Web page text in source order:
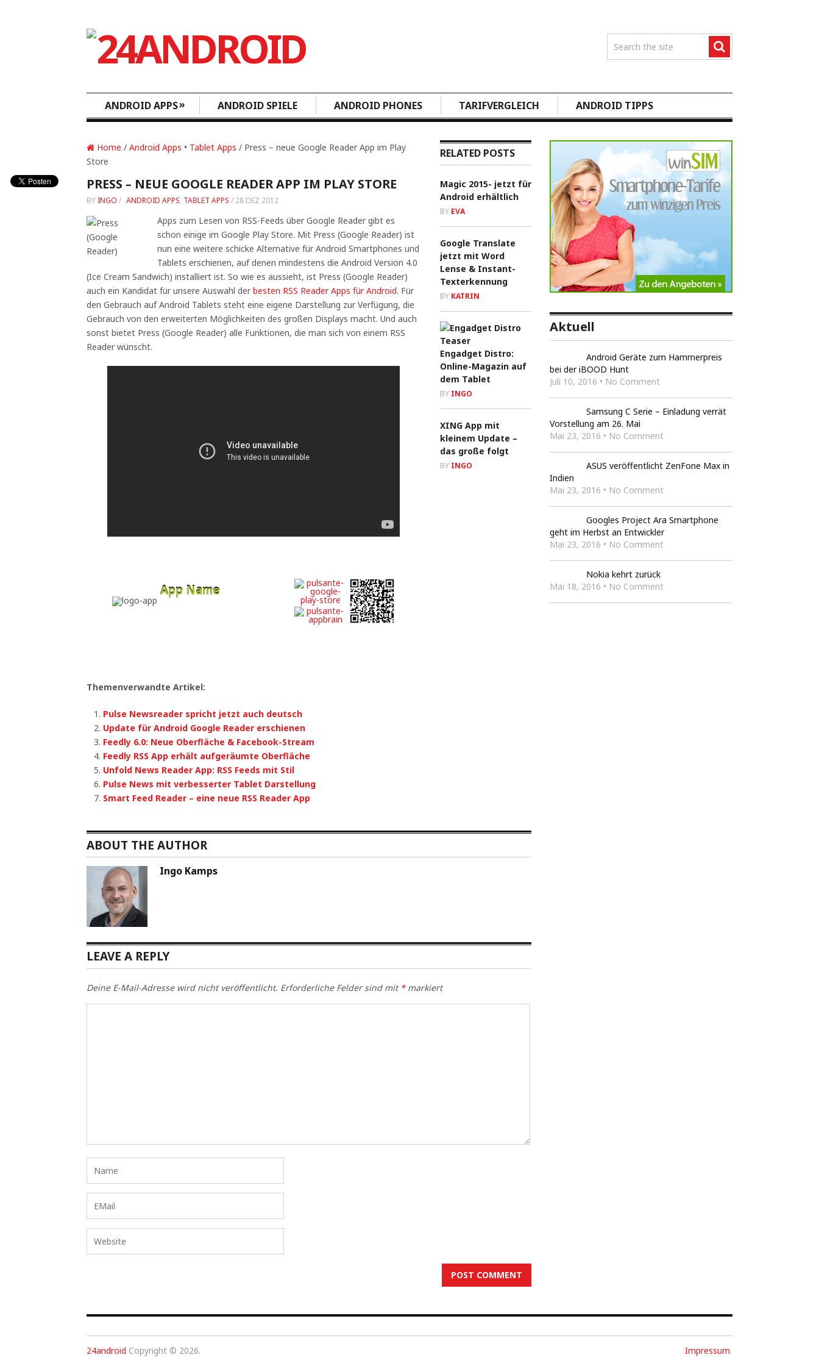
ANDROID APPS» ANDROID SPIELE ANDROID PHONES TARIFVERGLEICH ANDROID TIPPS
Home / Android Apps • Tablet Apps / Press – neue Google Reader App im Play
Store
PRESS – NEUE GOOGLE READER APP IM PLAY STORE
BY INGO / ANDROID APPS, TABLET APPS / 28 DEZ 2012
Apps zum Lesen von RSS-Feeds über Google Reader gibt es
schon einige im Google Play Store. Mit Press (Google Reader) ist
nun eine weitere schicke Alternative für Android Smartphones und
Tablets erschienen, auf denen mindestens die Android Version 4.0
(Ice Cream Sandwich) installiert ist. So wie es aussieht, ist Press (Google Reader)
auch ein Kandidat für unsere Auswahl der besten RSS Reader Apps für Android. Für
den Gebrauch auf Android Tablets steht eine eigene Darstellung zur Verfügung, die
Gebrauch von den erweiterten Möglichkeiten des großen Displays macht. Und auch
sonst bietet Press (Google Reader) alle Funktionen, die man sich von einem RSS
Reader wünscht.
App Name
Themenverwandte Artikel:
Pulse Newsreader spricht jetzt auch deutsch
Update für Android Google Reader erschienen
Feedly 6.0: Neue Oberfläche & Facebook-Stream
Feedly RSS App erhält aufgeräumte Oberfläche
Unfold News Reader App: RSS Feeds mit Stil
Pulse News mit verbesserter Tablet Darstellung
Smart Feed Reader – eine neue RSS Reader App
RELATED POSTS
Magic 2015- jetzt für
Android erhältlich
BY EVA
Google Translate
jetzt mit Word
Lense & Instant-
Texterkennung
BY KATRIN
Engadget Distro:
Online-Magazin auf
dem Tablet
BY INGO
XING App mit
kleinem Update –
das große folgt
BY INGO
ABOUT THE AUTHOR
Ingo Kamps
LEAVE A REPLY
Deine E-Mail-Adresse wird nicht veröffentlicht. Erforderliche Felder sind mit *markiert
Aktuell
Android Geräte zum Hammerpreis
bei der iBOOD Hunt
Juli 10, 2016 • No Comment
Samsung C Serie – Einladung verrät
Vorstellung am 26. Mai
Mai 23, 2016 • No Comment
ASUS veröffentlicht ZenFone Max in
Indien
Mai 23, 2016 • No Comment
Googles Project Ara Smartphone
geht im Herbst an Entwickler
Mai 23, 2016 • No Comment
Nokia kehrt zurück
Mai 18, 2016 • No Comment
24android Copyright © 2026. Impressum